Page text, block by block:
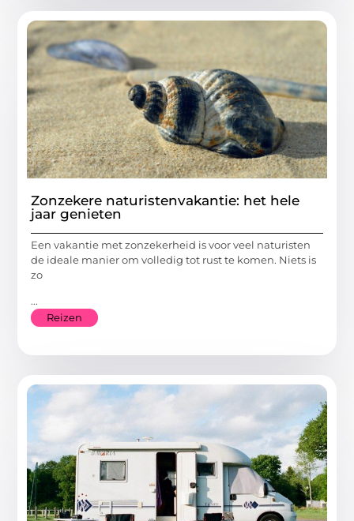
Zonzekere naturistenvakantie: het hele
jaar genieten
Een vakantie met zonzekerheid is voor veel naturisten
de ideale manier om volledig tot rust te komen. Niets is
zo
...
Reizen